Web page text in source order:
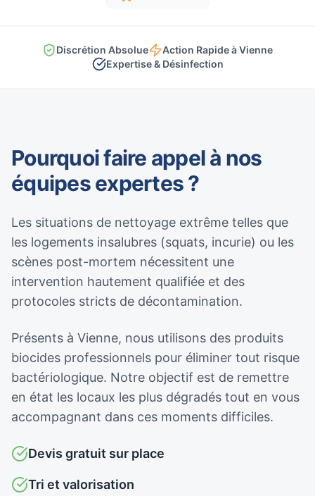
Discrétion Absolue
Action Rapide à Vienne
Expertise & Désinfection
Pourquoi faire appel à nos
équipes expertes ?
Les situations de nettoyage extrême telles que
les logements insalubres (squats, incurie) ou les
scènes post-mortem nécessitent une
intervention hautement qualifiée et des
protocoles stricts de décontamination.
Présents à Vienne, nous utilisons des produits
biocides professionnels pour éliminer tout risque
bactériologique. Notre objectif est de remettre
en état les locaux les plus dégradés tout en vous
accompagnant dans ces moments difficiles.
Devis gratuit sur place
Tri et valorisation